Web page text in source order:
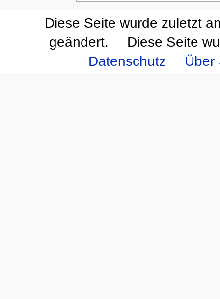
Diese Seite wurde zuletzt
geändert.
Diese Seite
Datenschutz
Über